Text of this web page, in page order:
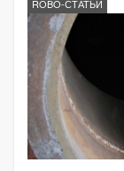
ROBO-СТАТЬИ